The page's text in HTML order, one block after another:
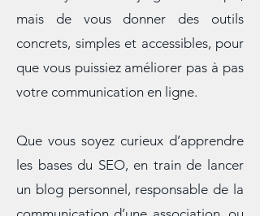
propres écrits. L’objectif n’est pas de
vous noyer dans le jargon technique,
mais de vous donner des outils
concrets, simples et accessibles, pour
votre communication en ligne.
Que vous soyez curieux d’apprendre
les bases du SEO, en train de lancer